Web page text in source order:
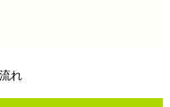
れ